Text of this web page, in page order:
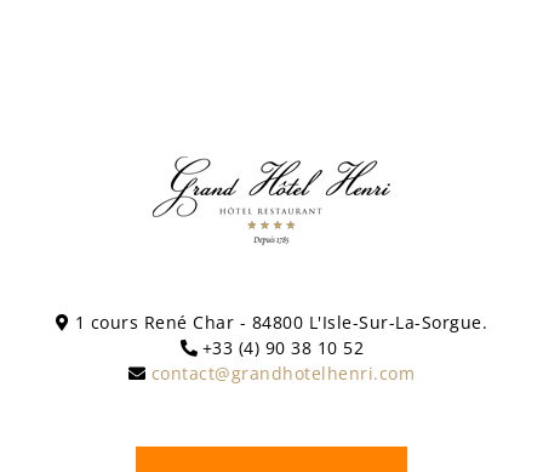
1 cours René Char - 84800 L'Isle-Sur-La-Sorgue.
+33 (4) 90 38 10 52
contact@grandhotelhenri.com